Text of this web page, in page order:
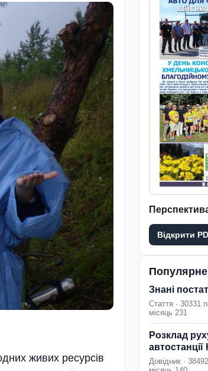
живих ресурсів
Відкрити
Популярне
Знані
Стаття · 30331
місяць 231
Розклад
автостанції
Довідник ·